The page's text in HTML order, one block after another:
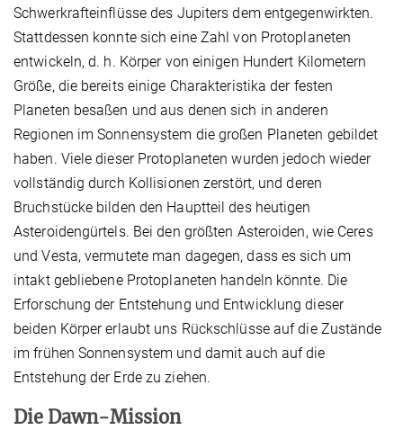
Schwerkrafteinflüsse des Jupiters dem entgegenwirkten.
Stattdessen konnte sich eine Zahl von Protoplaneten
entwickeln, d. h. Körper von einigen Hundert Kilometern
Größe, die bereits einige Charakteristika der festen
Planeten besaßen und aus denen sich in anderen
Regionen im Sonnensystem die großen Planeten gebildet
haben. Viele dieser Protoplaneten wurden jedoch wieder
vollständig durch Kollisionen zerstört, und deren
Bruchstücke bilden den Hauptteil des heutigen
Asteroidengürtels. Bei den größten Asteroiden, wie Ceres
und Vesta, vermutete man dagegen, dass es sich um
intakt gebliebene Protoplaneten handeln könnte. Die
Erforschung der Entstehung und Entwicklung dieser
beiden Körper erlaubt uns Rückschlüsse auf die Zustände
im frühen Sonnensystem und damit auch auf die
Entstehung der Erde zu ziehen.
Die Dawn-Mission